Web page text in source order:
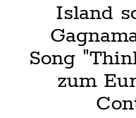
Ausgewählte
Casper
Island
Song
zum